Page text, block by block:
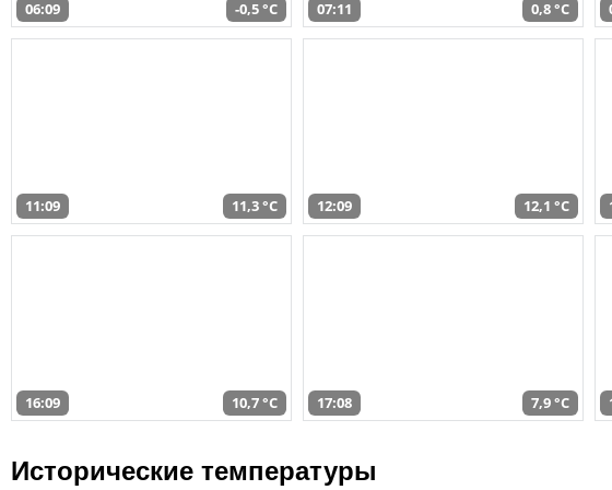
06:09 -0,5 °C 07:11 0,8 °C
11:09 11,3 °C 12:09 12,1 °C
16:09 10,7 °C 17:08 7,9 °C
Исторические температуры